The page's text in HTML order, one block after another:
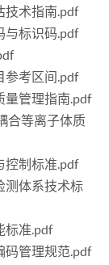
技术指南.pdf
与标识码.pdf
参考区间.pdf
量管理指南.pdf
合等离子体质
控制标准.pdf
测体系技术标
标准.pdf
码管理规范.pdf